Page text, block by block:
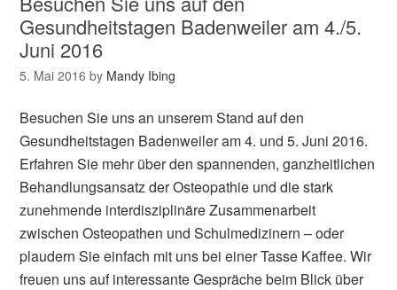
Gesundheitstagen Badenweiler am 4./5.
Juni 2016
5. Mai 2016 by Mandy Ibing
Besuchen Sie uns an unserem Stand auf den
Gesundheitstagen Badenweiler am 4. und 5. Juni 2016.
Erfahren Sie mehr über den spannenden, ganzheitlichen
Behandlungsansatz der Osteopathie und die stark
zunehmende interdisziplinäre Zusammenarbeit
zwischen Osteopathen und Schulmedizinern – oder
plaudern Sie einfach mit uns bei einer Tasse Kaffee. Wir
freuen uns auf interessante Gespräche beim Blick über